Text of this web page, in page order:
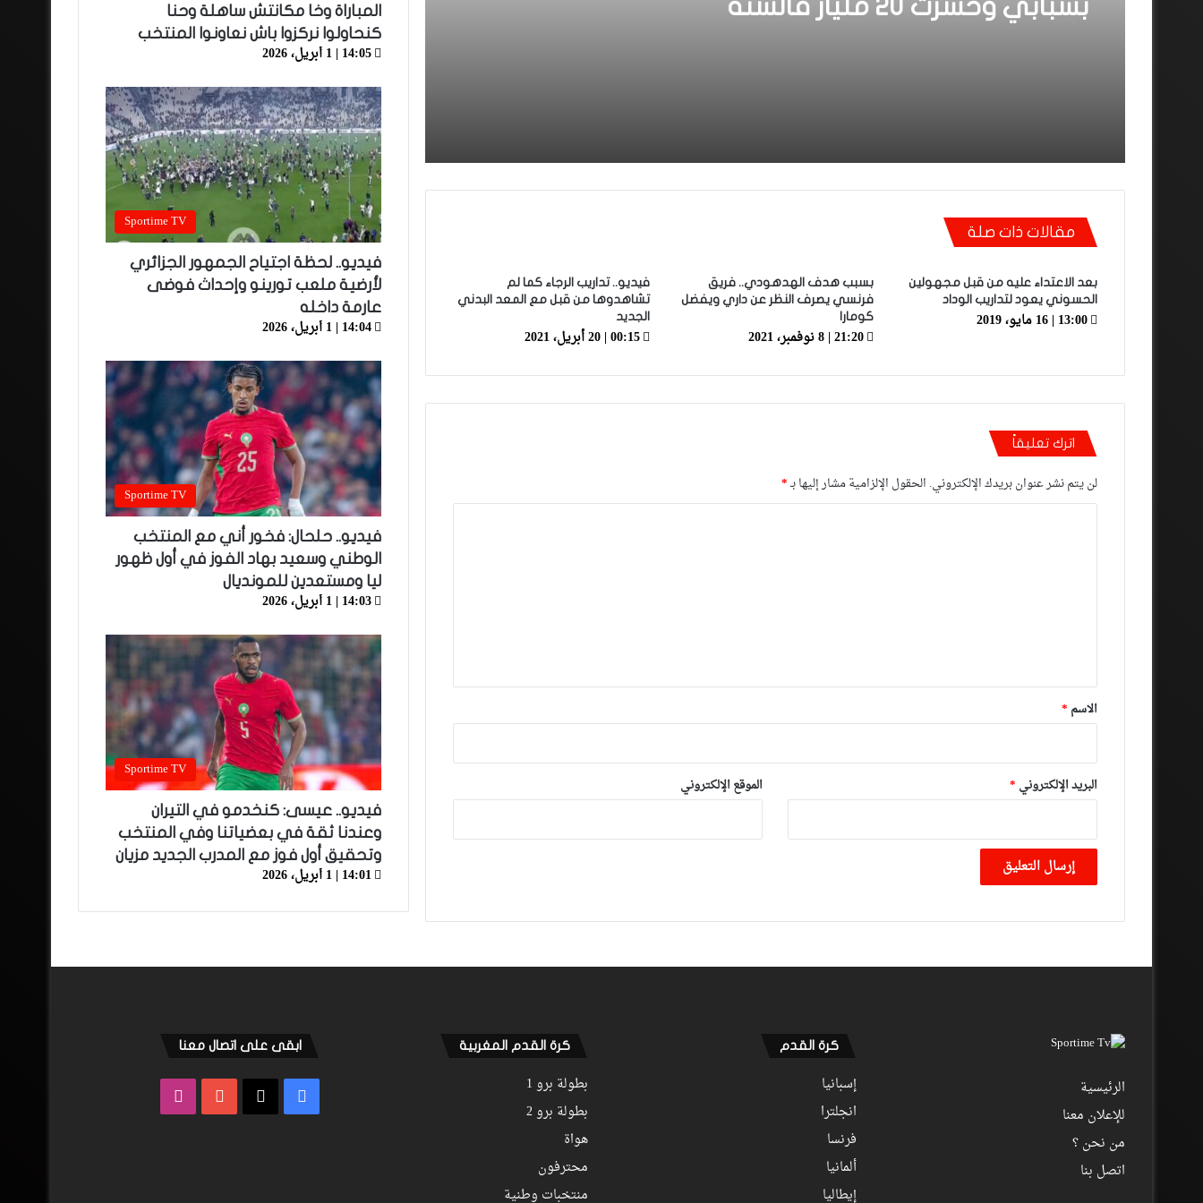
بسبابي وخسرت 20 مليار فالسنة
كارتيرون يعزز طاقمه التقني بأسماء أجنبية
العصبة الاحترافية تعلن إعادة برمجة
مؤجلات البطولة بعد التوقف الدولي
مقالات ذات صلة
بعد الاعتداء عليه من قبل مجهولين
الحسوني يعود لتداريب الوداد
13:00 | 16 مايو، 2019
بسبب هدف الهدهودي.. فريق
فرنسي يصرف النظر عن داري ويفضل
كومارا
21:20 | 8 نوفمبر، 2021
فيديو.. تداريب الرجاء كما لم
تشاهدوها من قبل مع المعد البدني
الجديد
00:15 | 20 أبريل، 2021
اترك تعليقاً
لن يتم نشر عنوان بريدك الإلكتروني. الحقول الإلزامية مشار إليها بـ*
*
الاسم *
البريد الإلكتروني * الموقع الإلكتروني
المباراة وخا مكانتش ساهلة وحنا
كنحاولوا نركزوا باش نعاونوا المنتخب
14:05 | 1 أبريل، 2026
Sportime TV
فيديو.. لحظة اجتياح الجمهور الجزائري
لأرضية ملعب تورينو وإحداث فوضى
عارمة داخله
14:04 | 1 أبريل، 2026
Sportime TV
فيديو.. حلحال: فخور أني مع المنتخب
الوطني وسعيد بهاد الفوز في أول ظهور
ليا ومستعدين للمونديال
14:03 | 1 أبريل، 2026
Sportime TV
فيديو.. عيسى: كنخدمو في التيران
وعندنا ثقة في بعضياتنا وفي المنتخب
وتحقيق أول فوز مع المدرب الجديد مزيان
14:01 | 1 أبريل، 2026
الرئيسية
للإعلان معنا
من نحن ؟
اتصل بنا
كرة القدم
إسبانيا
انجلترا
فرنسا
ألمانيا
إيطاليا
كرة القدم المغربية
بطولة برو 1
بطولة برو 2
هواة
محترفون
منتخبات وطنية
ابقى على اتصال معنا
فيسبوك ‫YouTube